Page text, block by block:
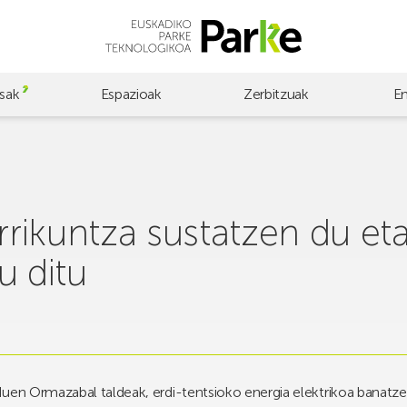
Espazioak Zerbitzuak
sustatzen du
ditu
Ormazabal taldeak, erdi-tentsioko energia elektrikoa